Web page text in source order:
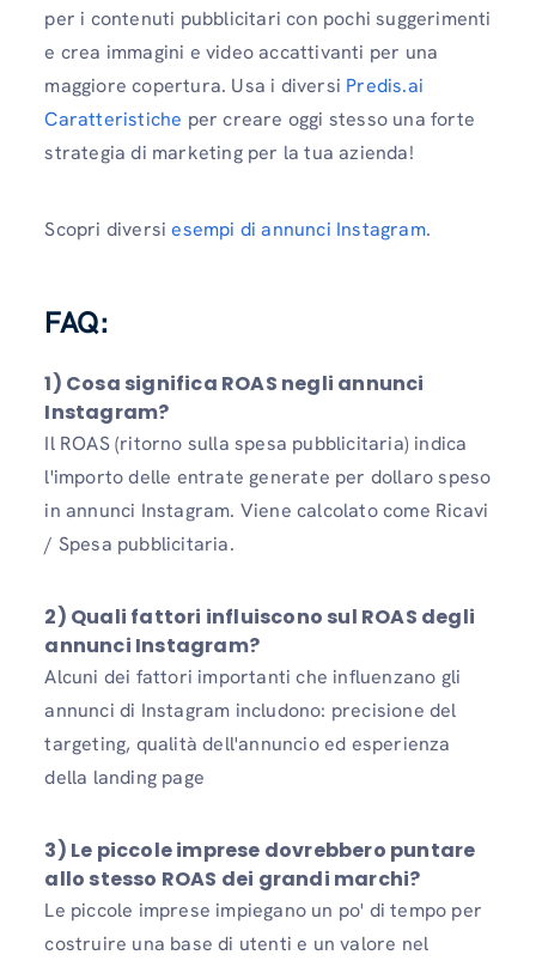
per i contenuti pubblicitari con pochi suggerimenti
e crea immagini e video accattivanti per una
maggiore copertura. Usa i diversi Predis.ai
Caratteristiche per creare oggi stesso una forte
strategia di marketing per la tua azienda!
Scopri diversiesempi di annunci Instagram.
FAQ:
1) Cosa significa ROAS negli annunci
Instagram?
Il ROAS (ritorno sulla spesa pubblicitaria) indica
l'importo delle entrate generate per dollaro speso
in annunci Instagram. Viene calcolato come Ricavi
/ Spesa pubblicitaria.
2) Quali fattori influiscono sul ROAS degli
annunci Instagram?
Alcuni dei fattori importanti che influenzano gli
annunci di Instagram includono: precisione del
targeting, qualità dell'annuncio ed esperienza
della landing page
3) Le piccole imprese dovrebbero puntare
allo stesso ROAS dei grandi marchi?
Le piccole imprese impiegano un po' di tempo per
costruire una base di utenti e un valore nel